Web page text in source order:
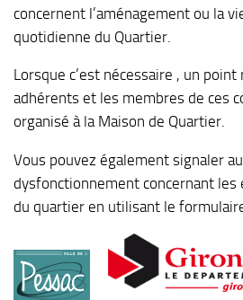
concernent l’aménagement ou la
quotidienne du Quartier.
Lorsque c’est nécessaire , un
adhérents et les membres de ces
organisé à la Maison de Quartier.
Vous pouvez également signaler
dysfonctionnement concernant les
du quartier en utilisant le